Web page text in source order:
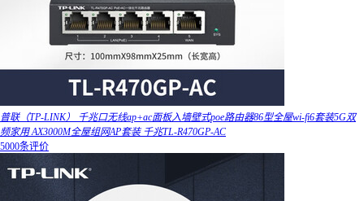
普联（TP-LINK） 千兆口无线ap+ac面板入墙壁式poe路由器86型全屋wi-fi6套装5G双
频家用 AX3000M全屋组网AP套装 千兆TL-R470GP-AC
5000条评价